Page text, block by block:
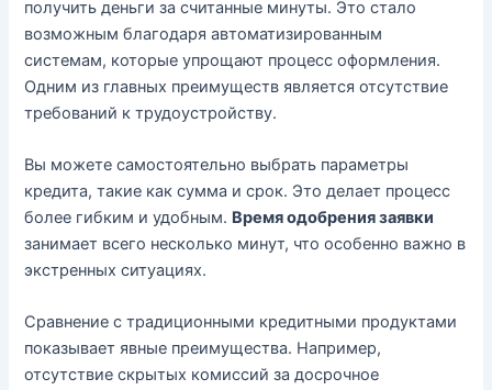
получить деньги за считанные минуты. Это стало
возможным благодаря автоматизированным
системам, которые упрощают процесс оформления.
Одним из главных преимуществ является отсутствие
требований к трудоустройству.
Вы можете самостоятельно выбрать параметры
кредита, такие как сумма и срок. Это делает процесс
более гибким и удобным. Время одобрения заявки
занимает всего несколько минут, что особенно важно в
экстренных ситуациях.
Сравнение с традиционными кредитными продуктами
показывает явные преимущества. Например,
отсутствие скрытых комиссий за досрочное